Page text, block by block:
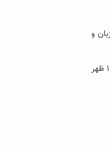
دوشنبه مورخ ۱۳۹۶/۰۸/۲۲ و رشته زبان و
ظهر